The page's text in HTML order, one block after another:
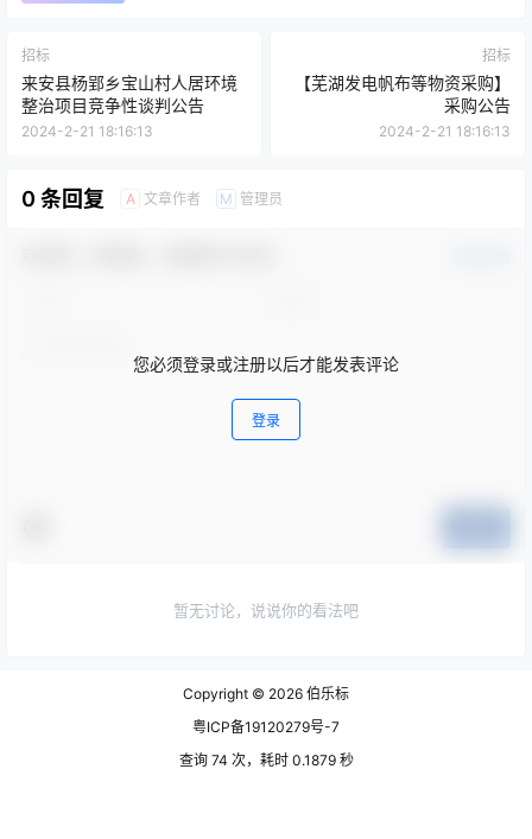
招标
来安县杨郢乡宝山村人居环境
整治项目竞争性谈判公告
2024-2-21 18:16:13
招标
【芜湖发电帆布等物资采购】
采购公告
2024-2-21 18:16:13
0 条回复 A 文章作者 M 管理员
您必须登录或注册以后才能发表评论
登录
暂无讨论，说说你的看法吧
Copyright © 2026 伯乐标
粤ICP备19120279号-7
查询 74 次，耗时 0.1879 秒